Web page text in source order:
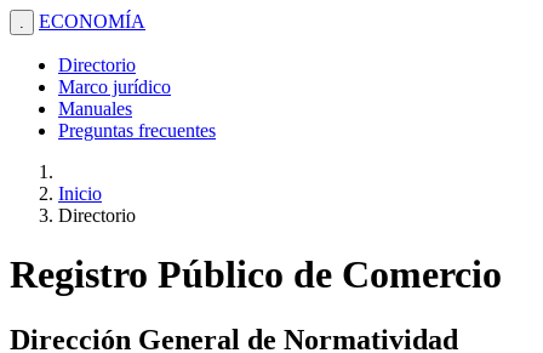
. ECONOMÍA
Directorio
Marco jurídico
Manuales
Preguntas frecuentes
Inicio
Directorio
Registro Público de Comercio
Dirección General de Normatividad